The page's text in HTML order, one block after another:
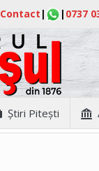
Contact | | 0737
Ştiri Piteşti